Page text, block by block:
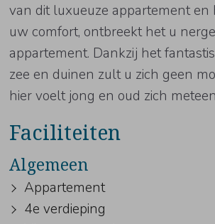
van dit luxueuze appartement en
uw comfort, ontbreekt het u
appartement. Dankzij het
zee en duinen zult u zich geen
hier voelt jong en oud zich
Faciliteiten
Algemeen
Appartement
4e verdieping